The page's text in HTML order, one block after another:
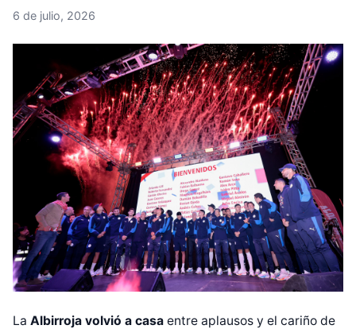
6 de julio, 2026
La Albirroja volvió a casa entre aplausos y el cariño de